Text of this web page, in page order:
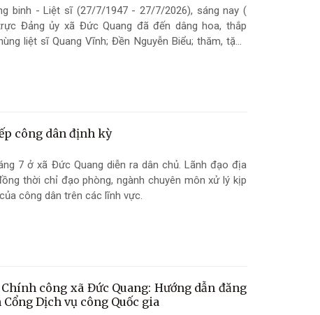
binh - Liệt sĩ (27/7/1947 - 27/7/2026), sáng nay (
Đảng ủy xã Đức Quang đã đến dâng hoa, thắp
liệt sĩ Quang Vĩnh; Đền Nguyễn Biểu; thăm, tặng
công dân định kỳ
7 ở xã Đức Quang diễn ra dân chủ. Lãnh đạo địa
thời chỉ đạo phòng, ngành chuyên môn xử lý kịp
công dân trên các lĩnh vực.
công xã Đức Quang: Hướng dẫn đăng
Dịch vụ công Quốc gia